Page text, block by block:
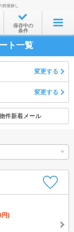
部屋探し
保存中の
条件
ト一覧
変更する
変更する
件新着メール
円)